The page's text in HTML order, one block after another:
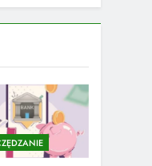
się
narodziny
budżet
— czym